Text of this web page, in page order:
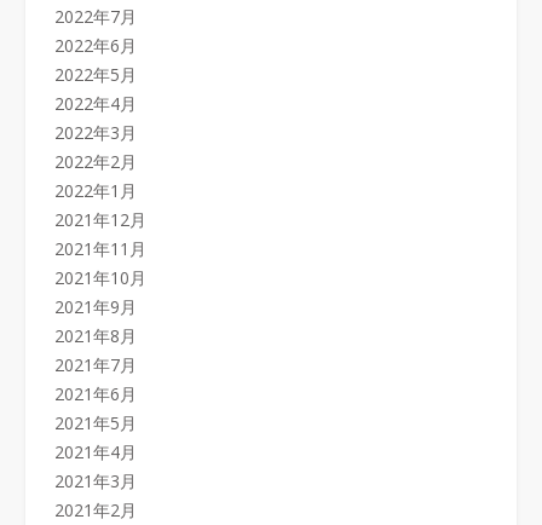
2022年7月
2022年6月
2022年5月
2022年4月
2022年3月
2022年2月
2022年1月
2021年12月
2021年11月
2021年10月
2021年9月
2021年8月
2021年7月
2021年6月
2021年5月
2021年4月
2021年3月
2021年2月